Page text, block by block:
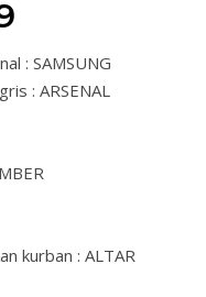
: SAMSUNG
: ARSENAL
kurban : ALTAR